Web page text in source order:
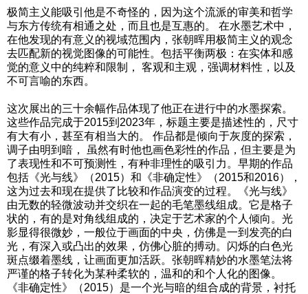
极简主义能吸引他是不奇怪的，因为这个流派的审美和哲学
与东方传统有相通之处，而且也是互惠的。 在水墨艺术中，
在他发现的有意义的视域范围内，张朝晖用极简主义的观念
去匹配新的视觉图像的可能性。包括平衡两极：在实体和感
觉的意义中的纯粹和限制， 客观和主观，强调材料性，以及
不可言喻的东西。
这次展出的三十余幅作品体现了他正在进行中的水墨探索。
这些作品完成于2015到2023年，标题主要是描述性的，尺寸
有大有小，甚至有相当大的。 作品都是倾向于灰度的探索，
调子由明到暗， 虽然有时他也画色彩性的作品，但主要是为
了表现性和不可预测性，有种非理性的吸引力。早期的作品
包括《光与线》（2015）和《非确定性》（2015和2016），
这为过去和现在提供了比较和作品演变的过程。《光与线》
由无数的轻微波动并交织在一起的毛笔墨线组成。它是格子
状的，有的是对角线组成的，决定于艺术家的个人倾向。光
影显得很微妙，一般位于画面的中央，仿佛是一到发亮的白
光，有深入或凸出的效果，仿佛心脏的搏动。闪烁的白色光
斑点缀着墨线，让画面更加活跃。张朝晖精妙的水墨笔法将
严谨的格子转化为某种柔软的，温和的和个人化的图像。
《非确定性》（2015）是一个光与暗的组合成的背景，衬托